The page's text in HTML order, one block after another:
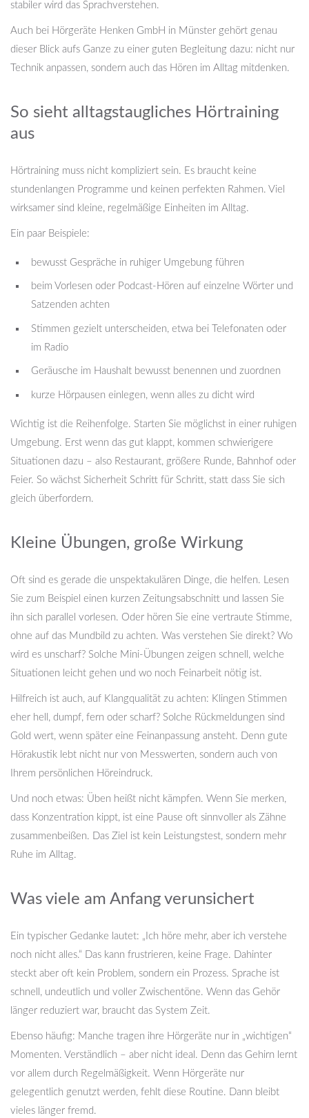
stabiler wird das Sprachverstehen.
Auch bei Hörgeräte Henken GmbH in Münster gehört genau
dieser Blick aufs Ganze zu einer guten Begleitung dazu: nicht nur
Technik anpassen, sondern auch das Hören im Alltag mitdenken.
So sieht alltagstaugliches Hörtraining
aus
Hörtraining muss nicht kompliziert sein. Es braucht keine
stundenlangen Programme und keinen perfekten Rahmen. Viel
wirksamer sind kleine, regelmäßige Einheiten im Alltag.
Ein paar Beispiele:
bewusst Gespräche in ruhiger Umgebung führen
beim Vorlesen oder Podcast-Hören auf einzelne Wörter und
Satzenden achten
Stimmen gezielt unterscheiden, etwa bei Telefonaten oder
im Radio
Geräusche im Haushalt bewusst benennen und zuordnen
kurze Hörpausen einlegen, wenn alles zu dicht wird
Wichtig ist die Reihenfolge. Starten Sie möglichst in einer ruhigen
Umgebung. Erst wenn das gut klappt, kommen schwierigere
Situationen dazu – also Restaurant, größere Runde, Bahnhof oder
Feier. So wächst Sicherheit Schritt für Schritt, statt dass Sie sich
gleich überfordern.
Kleine Übungen, große Wirkung
Oft sind es gerade die unspektakulären Dinge, die helfen. Lesen
Sie zum Beispiel einen kurzen Zeitungsabschnitt und lassen Sie
ihn sich parallel vorlesen. Oder hören Sie eine vertraute Stimme,
ohne auf das Mundbild zu achten. Was verstehen Sie direkt? Wo
wird es unscharf? Solche Mini-Übungen zeigen schnell, welche
Situationen leicht gehen und wo noch Feinarbeit nötig ist.
Hilfreich ist auch, auf Klangqualität zu achten: Klingen Stimmen
eher hell, dumpf, fern oder scharf? Solche Rückmeldungen sind
Gold wert, wenn später eine Feinanpassung ansteht. Denn gute
Hörakustik lebt nicht nur von Messwerten, sondern auch von
Ihrem persönlichen Höreindruck.
Und noch etwas: Üben heißt nicht kämpfen. Wenn Sie merken,
dass Konzentration kippt, ist eine Pause oft sinnvoller als Zähne
zusammenbeißen. Das Ziel ist kein Leistungstest, sondern mehr
Ruhe im Alltag.
Was viele am Anfang verunsichert
Ein typischer Gedanke lautet: „Ich höre mehr, aber ich verstehe
noch nicht alles.“ Das kann frustrieren, keine Frage. Dahinter
steckt aber oft kein Problem, sondern ein Prozess. Sprache ist
schnell, undeutlich und voller Zwischentöne. Wenn das Gehör
länger reduziert war, braucht das System Zeit.
Ebenso häufig: Manche tragen ihre Hörgeräte nur in „wichtigen“
Momenten. Verständlich – aber nicht ideal. Denn das Gehirn lernt
vor allem durch Regelmäßigkeit. Wenn Hörgeräte nur
gelegentlich genutzt werden, fehlt diese Routine. Dann bleibt
vieles länger fremd.